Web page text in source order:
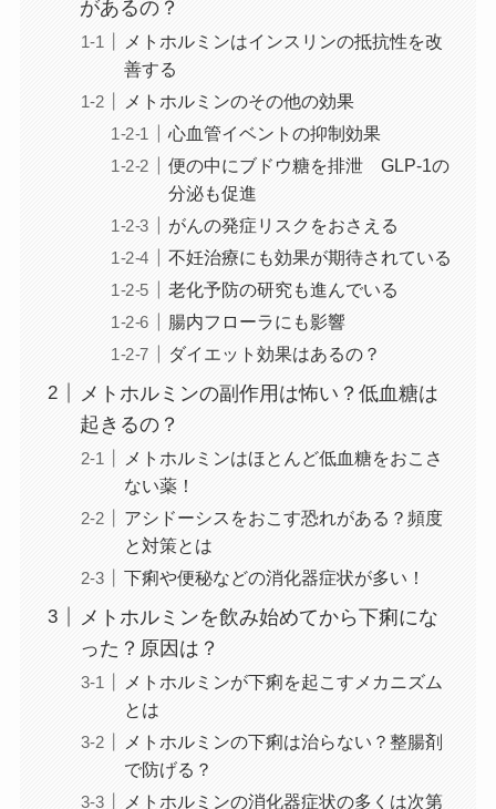
があるの？
メトホルミンはインスリンの抵抗性を改
善する
メトホルミンのその他の効果
心血管イベントの抑制効果
便の中にブドウ糖を排泄 GLP-1の
分泌も促進
がんの発症リスクをおさえる
不妊治療にも効果が期待されている
老化予防の研究も進んでいる
腸内フローラにも影響
ダイエット効果はあるの？
メトホルミンの副作用は怖い？低血糖は
起きるの？
メトホルミンはほとんど低血糖をおこさ
ない薬！
アシドーシスをおこす恐れがある？頻度
と対策とは
下痢や便秘などの消化器症状が多い！
メトホルミンを飲み始めてから下痢にな
った？原因は？
メトホルミンが下痢を起こすメカニズム
とは
メトホルミンの下痢は治らない？整腸剤
で防げる？
メトホルミンの消化器症状の多くは次第